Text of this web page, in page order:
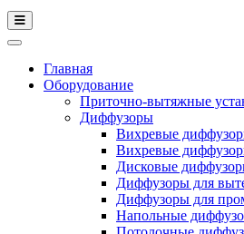
Главная
Оборудование
Приточно-вытяжные
Диффузоры
Вихревые
Вихревые
Дисковые
Диффузоры для
Диффузоры для
Напольные